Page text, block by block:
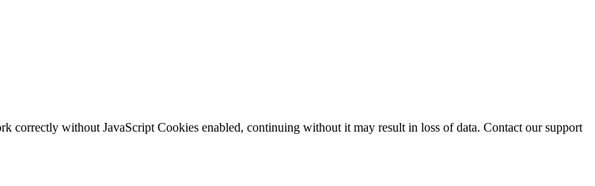
correctly without JavaScript Cookies enabled, continuing without it may result in loss of data. Contact our support